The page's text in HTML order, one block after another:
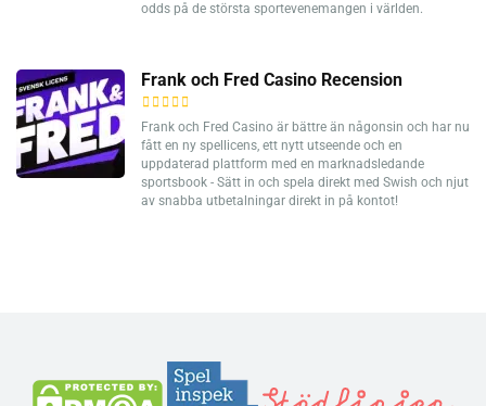
odds på de största sportevenemangen i världen.
Frank och Fred Casino Recension
Frank och Fred Casino är bättre än någonsin och har nu
fått en ny spellicens, ett nytt utseende och en
uppdaterad plattform med en marknadsledande
sportsbook - Sätt in och spela direkt med Swish och njut
av snabba utbetalningar direkt in på kontot!